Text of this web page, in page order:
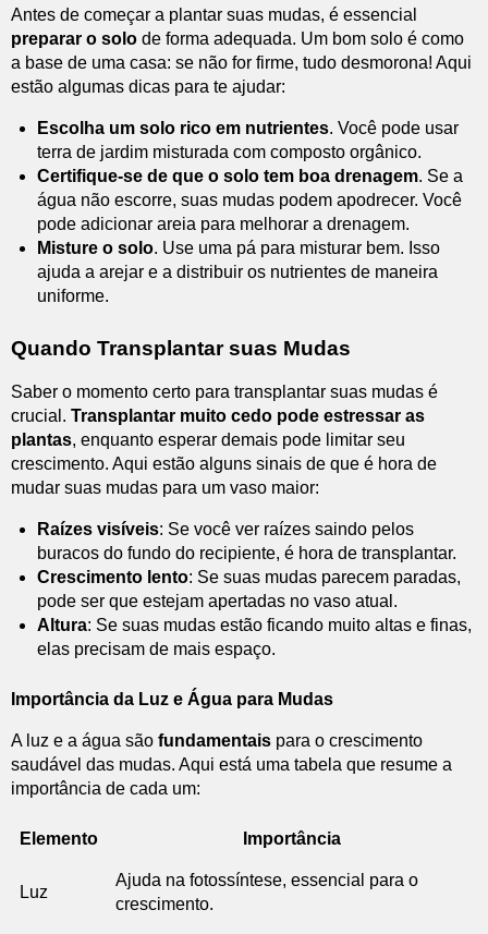
Antes de começar a plantar suas mudas, é essencial
preparar o solo de forma adequada. Um bom solo é como
a base de uma casa: se não for firme, tudo desmorona! Aqui
estão algumas dicas para te ajudar:
Escolha um solo rico em nutrientes. Você pode usar
terra de jardim misturada com composto orgânico.
Certifique-se de que o solo tem boa drenagem. Se a
água não escorre, suas mudas podem apodrecer. Você
pode adicionar areia para melhorar a drenagem.
Misture o solo. Use uma pá para misturar bem. Isso
ajuda a arejar e a distribuir os nutrientes de maneira
uniforme.
Quando Transplantar suas Mudas
Saber o momento certo para transplantar suas mudas é
crucial. Transplantar muito cedo pode estressar as
plantas, enquanto esperar demais pode limitar seu
crescimento. Aqui estão alguns sinais de que é hora de
mudar suas mudas para um vaso maior:
Raízes visíveis: Se você ver raízes saindo pelos
buracos do fundo do recipiente, é hora de transplantar.
Crescimento lento: Se suas mudas parecem paradas,
pode ser que estejam apertadas no vaso atual.
Altura: Se suas mudas estão ficando muito altas e finas,
elas precisam de mais espaço.
Importância da Luz e Água para Mudas
A luz e a água são fundamentais para o crescimento
saudável das mudas. Aqui está uma tabela que resume a
importância de cada um:
Elemento Importância
Luz
Ajuda na fotossíntese, essencial para o
crescimento.